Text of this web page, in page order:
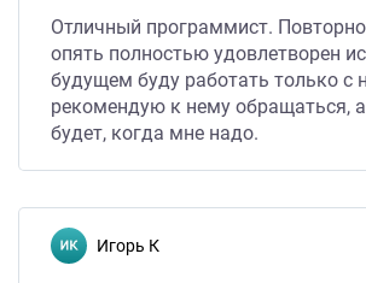
Отличный программист.
опять полностью удовлетворен
будущем буду работать только с
рекомендую к нему обращаться,
будет, когда мне надо.
Игорь К